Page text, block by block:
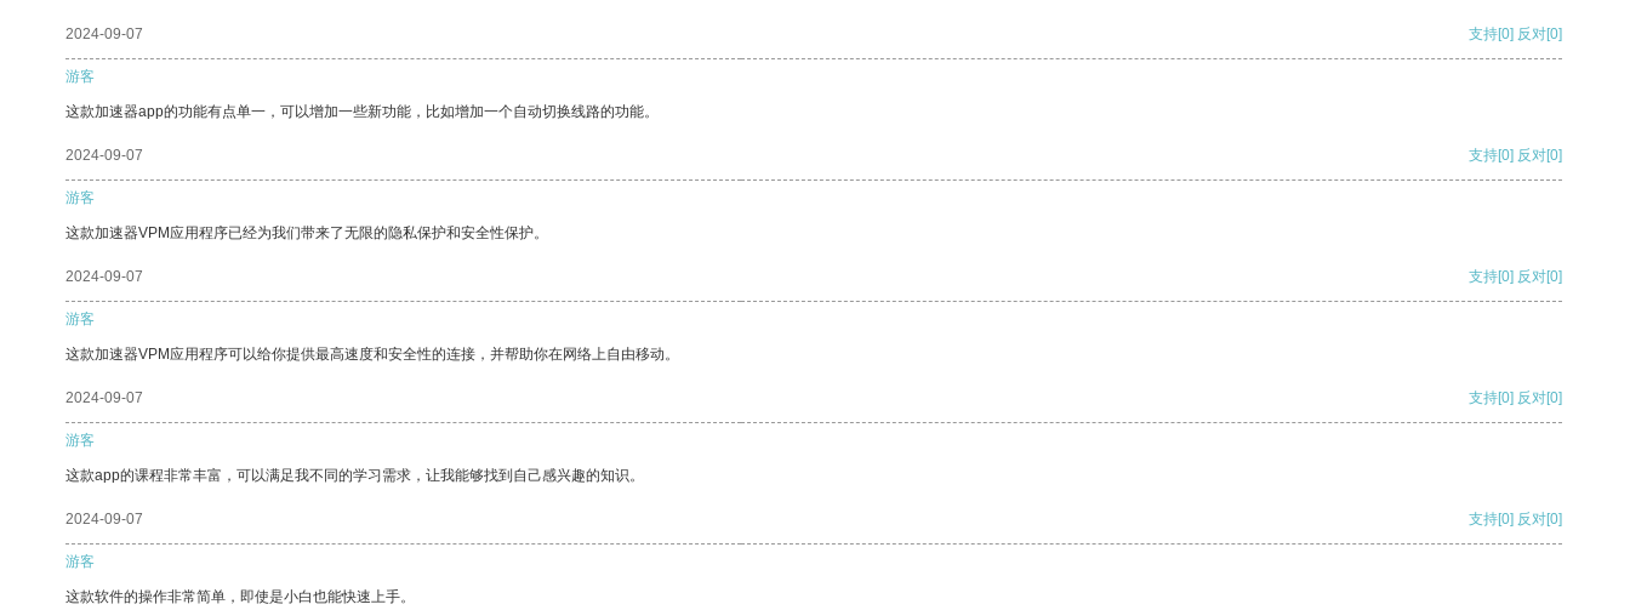
2024-09-07 支持[0] 反对[0]
游客
这款加速器app的功能有点单一，可以增加一些新功能，比如增加一个自动切换线路的功能。
2024-09-07 支持[0] 反对[0]
游客
这款加速器VPM应用程序已经为我们带来了无限的隐私保护和安全性保护。
2024-09-07 支持[0] 反对[0]
游客
这款加速器VPM应用程序可以给你提供最高速度和安全性的连接，并帮助你在网络上自由移动。
2024-09-07 支持[0] 反对[0]
游客
这款app的课程非常丰富，可以满足我不同的学习需求，让我能够找到自己感兴趣的知识。
2024-09-07 支持[0] 反对[0]
游客
这款软件的操作非常简单，即使是小白也能快速上手。